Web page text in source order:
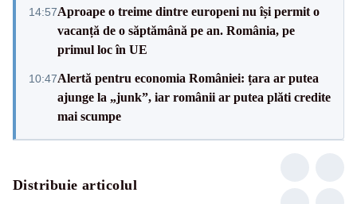
14:57Aproape o treime dintre europeni nu își permit o
vacanță de o săptămână pe an. România, pe
primul loc în UE
10:47Alertă pentru economia României: țara ar putea
ajunge la „junk”, iar românii ar putea plăti credite
mai scumpe
Distribuie articolul